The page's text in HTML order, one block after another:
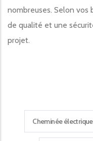
nombreuses. Selon vos
de qualité et une
projet.
Cheminée électrique